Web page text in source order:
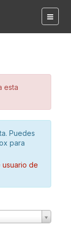
esta
Puedes
para
de